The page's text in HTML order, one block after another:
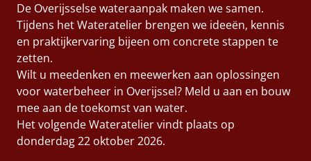
De Overijsselse wateraanpak maken we samen.
Tijdens het Wateratelier brengen we ideeën, kennis
en praktijkervaring bijeen om concrete stappen te
zetten.
Wilt u meedenken en meewerken aan oplossingen
voor waterbeheer in Overijssel? Meld u aan en bouw
mee aan de toekomst van water.
Het volgende Wateratelier vindt plaats op
donderdag22 oktober2026.